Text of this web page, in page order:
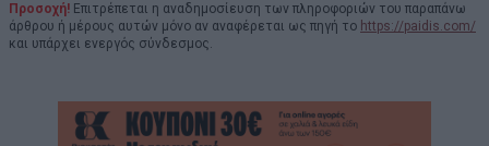
Προσοχή! Επιτρέπεται η αναδημοσίευση των πληροφοριών του παραπάνω
άρθρου ή μέρους αυτών μόνο αν αναφέρεται ως πηγή το https://paidis.com/
και υπάρχει ενεργός σύνδεσμος.